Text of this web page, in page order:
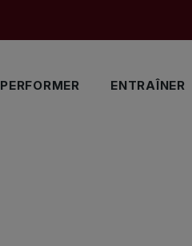
PERFORMER ENTRAÎNER